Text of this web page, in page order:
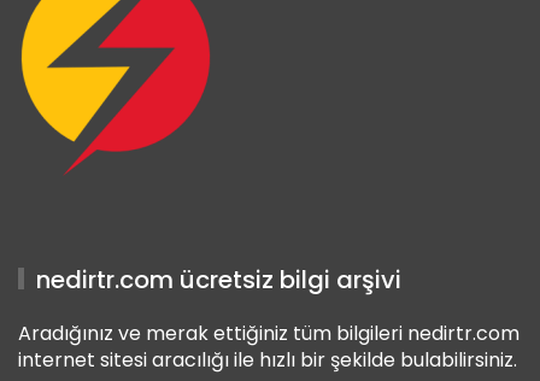
nedirtr.com ücretsiz bilgi arşivi
Aradığınız ve merak ettiğiniz tüm bilgileri nedirtr.com
internet sitesi aracılığı ile hızlı bir şekilde bulabilirsiniz.